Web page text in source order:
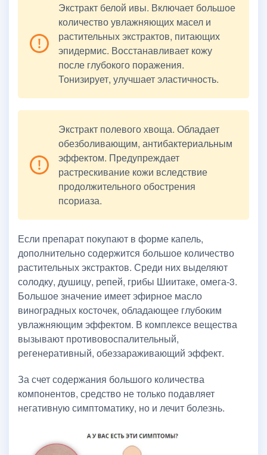
Экстракт белой ивы. Включает большое
количество увлажняющих масел и
растительных экстрактов, питающих
эпидермис. Восстанавливает кожу
после глубокого поражения.
Тонизирует, улучшает эластичность.
Экстракт полевого хвоща. Обладает
обезболивающим, антибактериальным
эффектом. Предупреждает
растрескивание кожи вследствие
продолжительного обострения
псориаза.
Если препарат покупают в форме капель,
дополнительно содержится большое количество
растительных экстрактов. Среди них выделяют
солодку, душицу, репей, грибы Шиитаке, омега-3.
Большое значение имеет эфирное масло
виноградных косточек, обладающее глубоким
увлажняющим эффектом. В комплексе вещества
вызывают противовоспалительный,
регенеративный, обеззараживающий эффект.
За счет содержания большого количества
компонентов, средство не только подавляет
негативную симптоматику, но и лечит болезнь.